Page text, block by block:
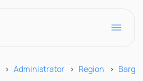
Administrator Region